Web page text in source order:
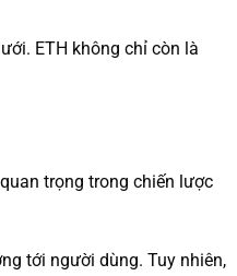
ETH không chỉ còn là
trọng trong chiến lược
tới người dùng. Tuy nhiên,